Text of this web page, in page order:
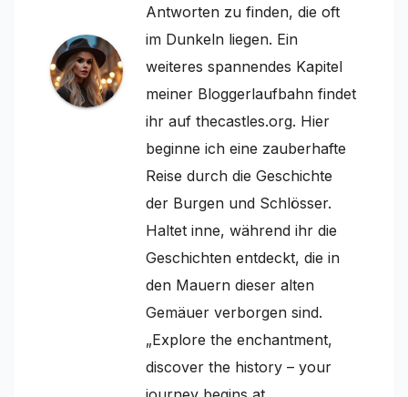
Antworten zu finden, die oft
im Dunkeln liegen. Ein
weiteres spannendes Kapitel
meiner Bloggerlaufbahn findet
ihr auf thecastles.org. Hier
beginne ich eine zauberhafte
Reise durch die Geschichte
der Burgen und Schlösser.
Haltet inne, während ihr die
Geschichten entdeckt, die in
den Mauern dieser alten
Gemäuer verborgen sind.
„Explore the enchantment,
discover the history – your